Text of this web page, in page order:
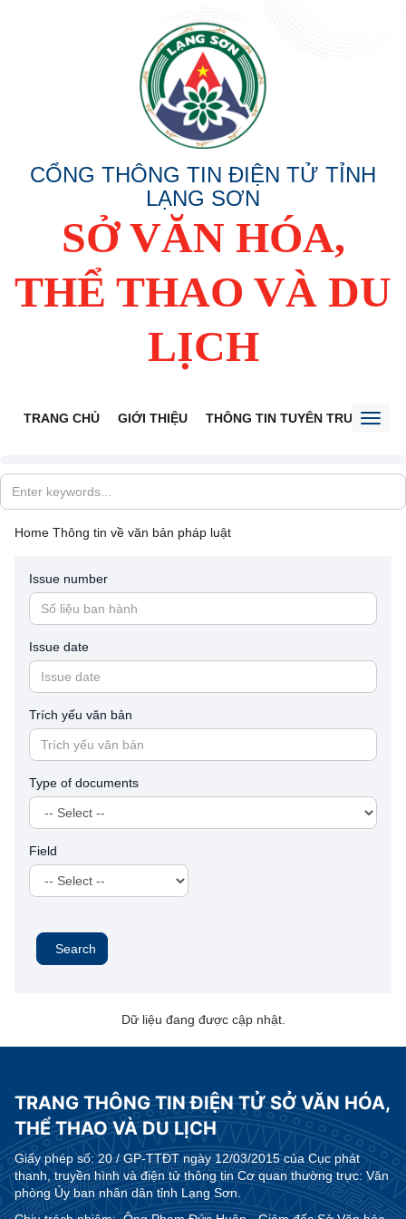
CỔNG THÔNG TIN ĐIỆN TỬ TỈNH
LẠNG SƠN
SỞ VĂN HÓA,
THỂ THAO VÀ DU
LỊCH
TRANG CHỦ GIỚI THIỆU THÔNG TIN TUYÊN TRUYỀN
Home Thông tin về văn bản pháp luật
Issue number
Issue date
Trích yếu văn bản
Type of documents
Field
Search
Dữ liệu đang được cập nhật.
TRANG THÔNG TIN ĐIỆN TỬ SỞ VĂN HÓA,
THỂ THAO VÀ DU LỊCH
Giấy phép số:20 / GP-TTĐT ngày 12/03/2015 của Cục phát
thanh, truyền hình và điện tử thông tin Cơ quan thường trực: Văn
phòng Ủy ban nhân dân tỉnh Lạng Sơn.